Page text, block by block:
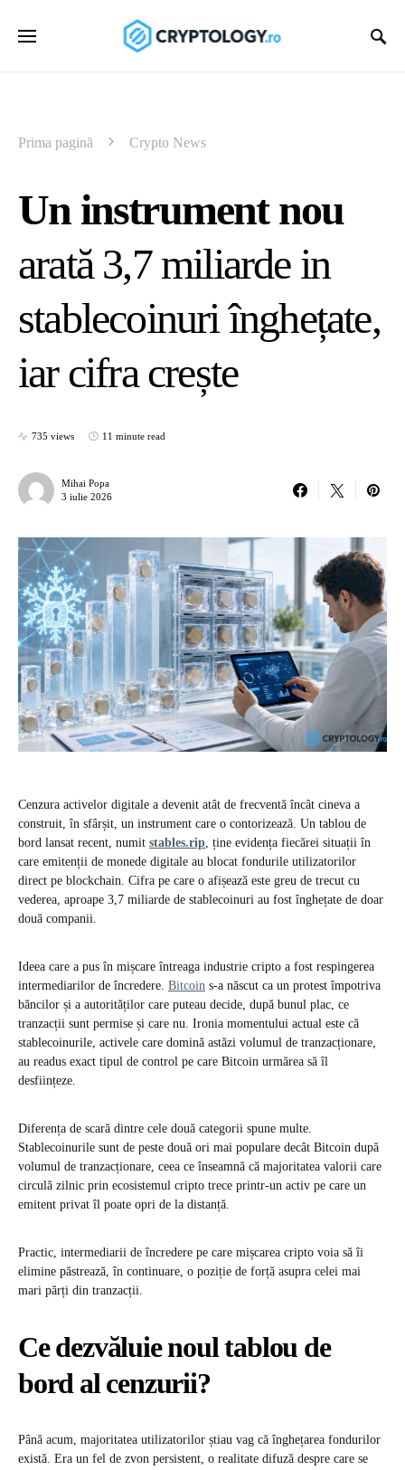
Prima pagină Crypto News
Un instrument nou
arată 3,7 miliarde in
stablecoinuri înghețate,
iar cifra crește
735 views 11 minute read
Mihai Popa
3 iulie 2026
Cenzura activelor digitale a devenit atât de frecventă încât cineva a
construit, în sfârșit, un instrument care o contorizează. Un tablou de
bord lansat recent, numit stables.rip, ține evidența fiecărei situații în
care emitenții de monede digitale au blocat fondurile utilizatorilor
direct pe blockchain. Cifra pe care o afișează este greu de trecut cu
vederea, aproape 3,7 miliarde de stablecoinuri au fost înghețate de doar
două companii.
Ideea care a pus în mișcare întreaga industrie cripto a fost respingerea
intermediarilor de încredere. Bitcoin s-a născut ca un protest împotriva
băncilor și a autorităților care puteau decide, după bunul plac, ce
tranzacții sunt permise și care nu. Ironia momentului actual este că
stablecoinurile, activele care domină astăzi volumul de tranzacționare,
au readus exact tipul de control pe care Bitcoin urmărea să îl
desființeze.
Diferența de scară dintre cele două categorii spune multe.
Stablecoinurile sunt de peste două ori mai populare decât Bitcoin după
volumul de tranzacționare, ceea ce înseamnă că majoritatea valorii care
circulă zilnic prin ecosistemul cripto trece printr-un activ pe care un
emitent privat îl poate opri de la distanță.
Practic, intermediarii de încredere pe care mișcarea cripto voia să îi
elimine păstrează, în continuare, o poziție de forță asupra celei mai
mari părți din tranzacții.
Ce dezvăluie noul tablou de
bord al cenzurii?
Până acum, majoritatea utilizatorilor știau vag că înghețarea fondurilor
există. Era un fel de zvon persistent, o realitate difuză despre care se